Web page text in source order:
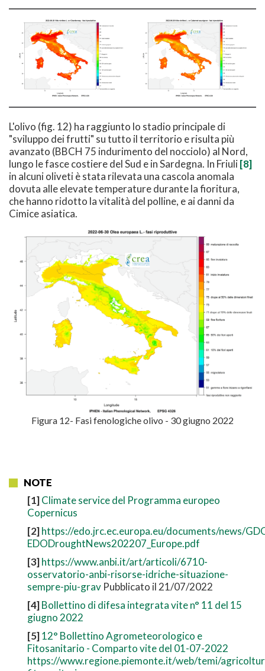
L'olivo (fig. 12) ha raggiunto lo stadio principale di
"sviluppo dei frutti" su tutto il territorio e risulta più
avanzato (BBCH 75 indurimento del nocciolo) al Nord,
lungo le fasce costiere del Sud e in Sardegna. In Friuli[8]
in alcuni oliveti è stata rilevata una cascola anomala
dovuta alle elevate temperature durante la fioritura,
che hanno ridotto la vitalità del polline, e ai danni da
Cimice asiatica.
Figura 12- Fasi fenologiche olivo - 30 giugno 2022
NOTE
[1]Climate service del Programma europeo
Copernicus
[2]https://edo.jrc.ec.europa.eu/documents/news/
EDODroughtNews202207_Europe.pdf
[3]https://www.anbi.it/art/articoli/6710-
osservatorio-anbi-risorse-idriche-situazione-
sempre-piu-grav Pubblicato il 21/07/2022
[4]Bollettino di difesa integrata vite n° 11 del 15
giugno 2022
[5]12° Bollettino Agrometeorologico e
Fitosanitario - Comparto vite del 01-07-2022
https://www.regione.piemonte.it/web/temi/